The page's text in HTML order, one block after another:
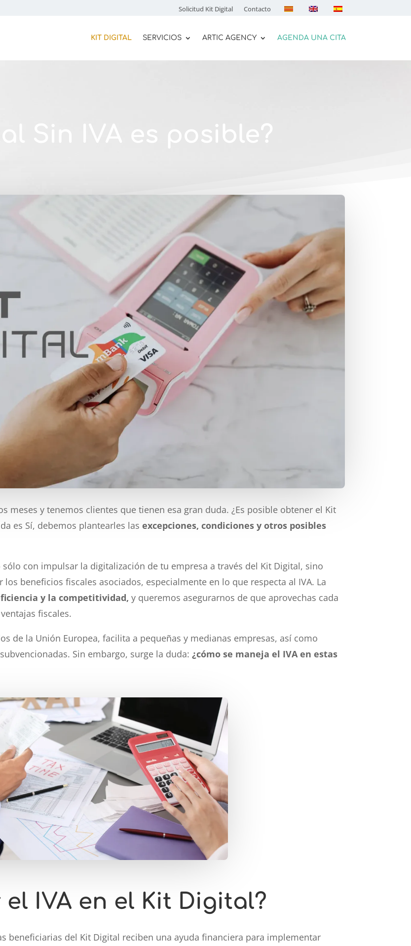
Solicitud Kit Digital Contacto
KIT DIGITAL SERVICIOS ARTIC AGENCY AGENDA UNA CITA
Sin IVA es posible?
meses y tenemos clientes que tienen esa gran duda. ¿Es posible obtener el Kit
es Sí, debemos plantearles las excepciones, condiciones y otros posibles
con impulsar la digitalización de tu empresa a través del Kit Digital, sino
beneficios fiscales asociados, especialmente en lo que respecta al IVA. La
y la competitividad, y queremos asegurarnos de que aprovechas cada
fiscales.
de la Unión Europea, facilita a pequeñas y medianas empresas, así como
Sin embargo, surge la duda: ¿cómo se maneja el IVA en estas
IVA en el Kit Digital?
beneficiarias del Kit Digital reciben una ayuda financiera para implementar